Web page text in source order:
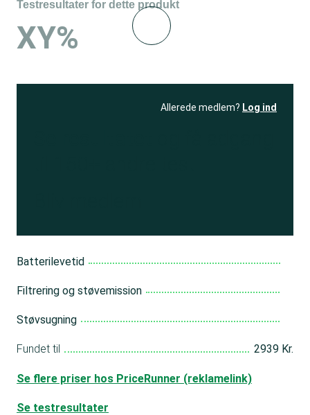
Testresultater for dette produkt
XY%
Allerede medlem? Log ind
Batterilevetid
Filtrering og støvemission
Støvsugning
Fundet til 2939 Kr.
Se flere priser hos PriceRunner (reklamelink)
Se testresultater